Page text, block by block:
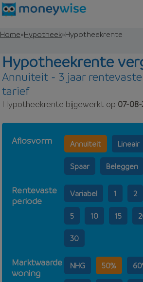
Home»Hypotheek»Hypotheekrente
Hypotheekrente
Annuiteit - 3 jaar
tarief
Hypotheekrente bijgewerkt op 07-08-
Aflosvorm Annuiteit Lineair
Spaar Beleggen
Rentevaste
periode
Variabel 1 2
5 10 15
30
Marktwaarde
woning
NHG 50%